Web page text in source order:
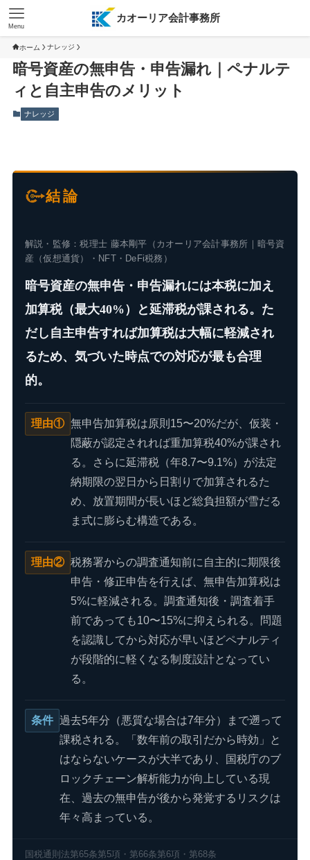
カオーリア会計事務所
Menu
ホーム ナレッジ
暗号資産の無申告・申告漏れ｜ペナルテ
ィと自主申告のメリット
ナレッジ
結論
解説・監修：税理士 藤本剛平（カオーリア会計事務所｜暗号資
産（仮想通貨）・NFT・DeFi税務）
暗号資産の無申告・申告漏れには本税に加え
加算税（最大40%）と延滞税が課される。た
だし自主申告すれば加算税は大幅に軽減され
るため、気づいた時点での対応が最も合理
的。
理由① 無申告加算税は原則15〜20%だが、仮装・
隠蔽が認定されれば重加算税40%が課され
る。さらに延滞税（年8.7〜9.1%）が法定
納期限の翌日から日割りで加算されるた
め、放置期間が長いほど総負担額が雪だる
ま式に膨らむ構造である。
理由② 税務署からの調査通知前に自主的に期限後
申告・修正申告を行えば、無申告加算税は
5%に軽減される。調査通知後・調査着手
前であっても10〜15%に抑えられる。問題
を認識してから対応が早いほどペナルティ
が段階的に軽くなる制度設計となってい
る。
条件 過去5年分（悪質な場合は7年分）まで遡って
課税される。「数年前の取引だから時効」と
はならないケースが大半であり、国税庁のブ
ロックチェーン解析能力が向上している現
在、過去の無申告が後から発覚するリスクは
年々高まっている。
国税通則法第65条第5項・第66条第6項・第68条